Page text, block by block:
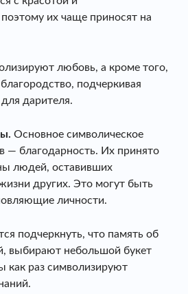
их чаще приносят на
любовь, а кроме того,
подчеркивая
дарителя.
Основное символическое
— благодарность. Их принято
людей, оставивших
других. Это могут быть
личности.
подчеркнуть, что память об
выбирают небольшой букет
как раз символизируют